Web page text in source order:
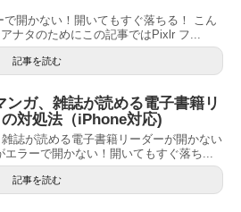
開かない！開いてもすぐ落ちる！ こん
ナタのためにこの記事ではPixlr フ...
記事を読む
ガ、雑誌が読める電子書籍リ
対処法（iPhone対応)
誌が読める電子書籍リーダーが開かない
ラーで開かない！開いてもすぐ落ち...
記事を読む